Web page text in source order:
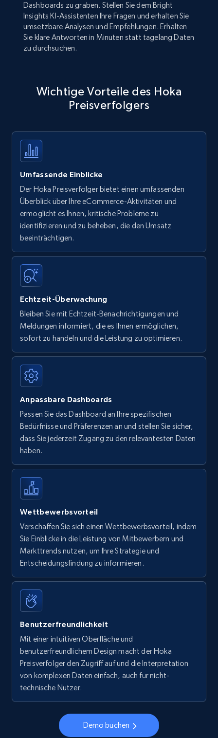
Dashboards zu graben. Stellen Sie dem Bright
Insights KI-Assistenten Ihre Fragen und erhalten Sie
umsetzbare Analysen und Empfehlungen. Erhalten
Sie klare Antworten in Minuten statt tagelang Daten
zu durchsuchen.
Wichtige Vorteile des Hoka
Preisverfolgers
Umfassende Einblicke
Der Hoka Preisverfolger bietet einen umfassenden
Überblick über Ihre eCommerce-Aktivitäten und
ermöglicht es Ihnen, kritische Probleme zu
identifizieren und zu beheben, die den Umsatz
beeinträchtigen.
Echtzeit-Überwachung
Bleiben Sie mit Echtzeit-Benachrichtigungen und
Meldungen informiert, die es Ihnen ermöglichen,
sofort zu handeln und die Leistung zu optimieren.
Anpassbare Dashboards
Passen Sie das Dashboard an Ihre spezifischen
Bedürfnisse und Präferenzen an und stellen Sie sicher,
dass Sie jederzeit Zugang zu den relevantesten Daten
haben.
Wettbewerbsvorteil
Verschaffen Sie sich einen Wettbewerbsvorteil, indem
Sie Einblicke in die Leistung von Mitbewerbern und
Markttrends nutzen, um Ihre Strategie und
Entscheidungsfindung zu informieren.
Benutzerfreundlichkeit
Mit einer intuitiven Oberfläche und
benutzerfreundlichem Design macht der Hoka
Preisverfolger den Zugriff auf und die Interpretation
von komplexen Daten einfach, auch für nicht-
technische Nutzer.
Demo buchen